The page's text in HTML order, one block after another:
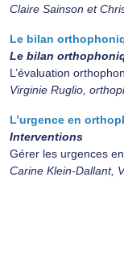
Claire Sainson et
Le bilan
Le bilan
L’évaluation
Virginie Ruglio,
L’urgence en
Interventions
Gérer les urgences
Carine Klein-Dallant,